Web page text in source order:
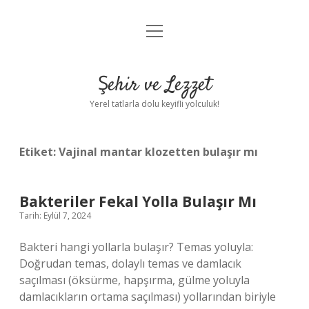
Anasayfa
Yasal Uyarı
menüyü
Şehir ve Lezzet
Yerel tatlarla dolu keyifli yolculuk!
Etiket:Vajinal mantar klozetten bulaşır mı
Bakteriler Fekal Yolla Bulaşır Mı
Tarih: Eylül 7, 2024
Bakteri hangi yollarla bulaşır? Temas yoluyla:
Doğrudan temas, dolaylı temas ve damlacık
saçılması (öksürme, hapşırma, gülme yoluyla
damlacıkların ortama saçılması) yollarından biriyle